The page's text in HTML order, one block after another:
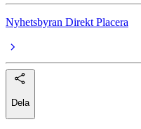
Nyhetsbyran Direkt Placera
Dela